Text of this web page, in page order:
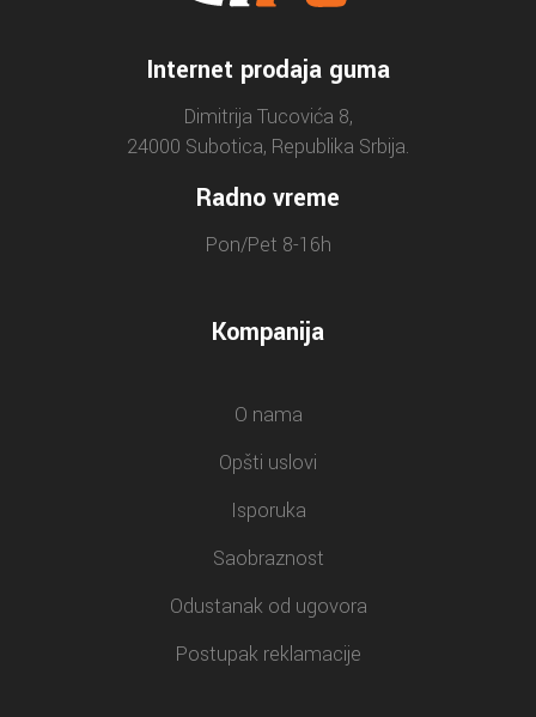
Internet prodaja guma
Dimitrija Tucovića 8,
24000 Subotica, Republika Srbija.
Radno vreme
Pon/Pet 8-16h
Kompanija
O nama
Opšti uslovi
Isporuka
Saobraznost
Odustanak od ugovora
Postupak reklamacije